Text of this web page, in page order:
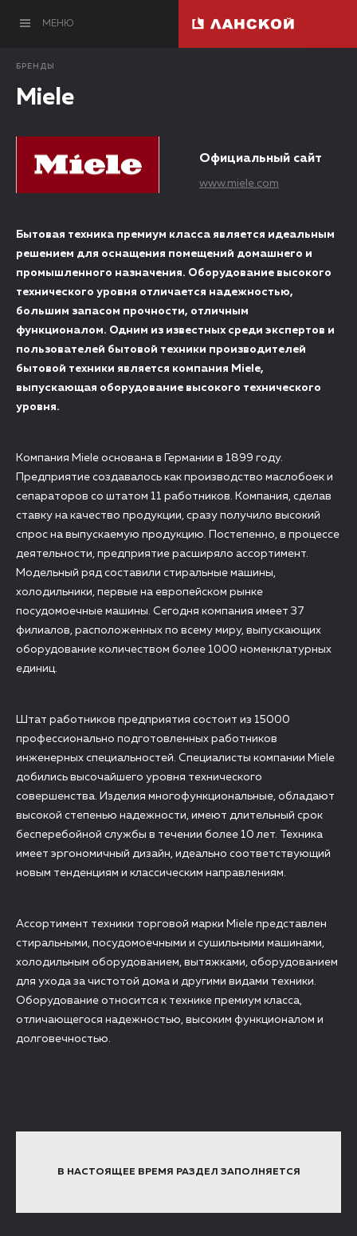
МЕНЮ
БРЕНДЫ
Miele
Официальный сайт
www.miele.com
Бытовая техника премиум класса является идеальным
решением для оснащения помещений домашнего и
промышленного назначения. Оборудование высокого
технического уровня отличается надежностью,
большим запасом прочности, отличным
функционалом. Одним из известных среди экспертов и
пользователей бытовой техники производителей
бытовой техники является компания Miele,
выпускающая оборудование высокого технического
уровня.
Компания Miele основана в Германии в 1899 году.
Предприятие создавалось как производство маслобоек и
сепараторов со штатом 11 работников. Компания, сделав
ставку на качество продукции, сразу получило высокий
спрос на выпускаемую продукцию. Постепенно, в процессе
деятельности, предприятие расширяло ассортимент.
Модельный ряд составили стиральные машины,
холодильники, первые на европейском рынке
посудомоечные машины. Сегодня компания имеет 37
филиалов, расположенных по всему миру, выпускающих
оборудование количеством более 1000 номенклатурных
единиц.
Штат работников предприятия состоит из 15000
профессионально подготовленных работников
инженерных специальностей. Специалисты компании Miele
добились высочайшего уровня технического
совершенства. Изделия многофункциональные, обладают
высокой степенью надежности, имеют длительный срок
бесперебойной службы в течении более 10 лет. Техника
имеет эргономичный дизайн, идеально соответствующий
новым тенденциям и классическим направлениям.
Ассортимент техники торговой марки Miele представлен
стиральными, посудомоечными и сушильными машинами,
холодильным оборудованием, вытяжками, оборудованием
для ухода за чистотой дома и другими видами техники.
Оборудование относится к технике премиум класса,
отличающегося надежностью, высоким функционалом и
долговечностью.
В НАСТОЯЩЕЕ ВРЕМЯ РАЗДЕЛ ЗАПОЛНЯЕТСЯ